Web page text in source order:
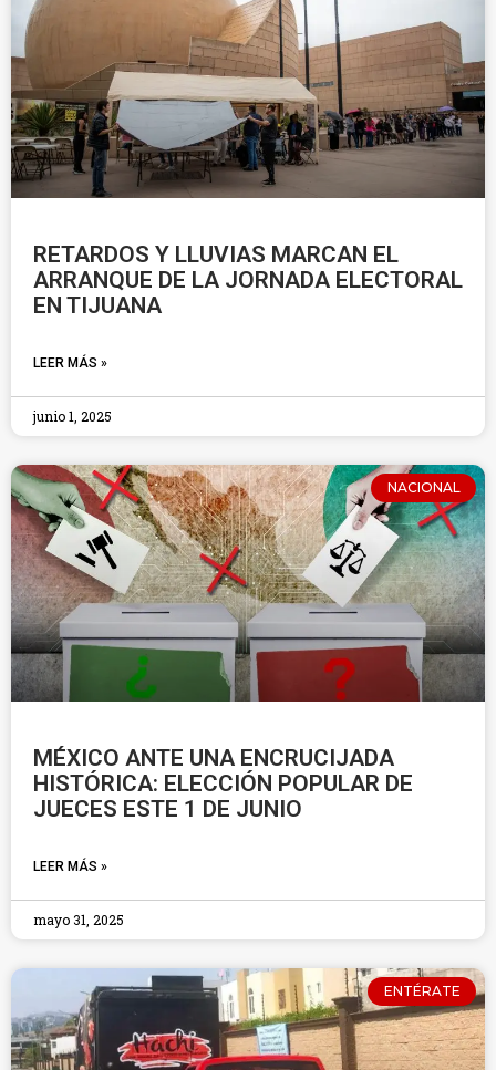
RETARDOS Y LLUVIAS MARCAN EL
ARRANQUE DE LA JORNADA ELECTORAL
EN TIJUANA
LEER MÁS »
junio 1, 2025
NACIONAL
MÉXICO ANTE UNA ENCRUCIJADA
HISTÓRICA: ELECCIÓN POPULAR DE
JUECES ESTE 1 DE JUNIO
LEER MÁS »
mayo 31, 2025
ENTÉRATE